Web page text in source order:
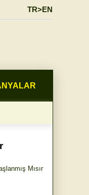
TR>EN
Mısır